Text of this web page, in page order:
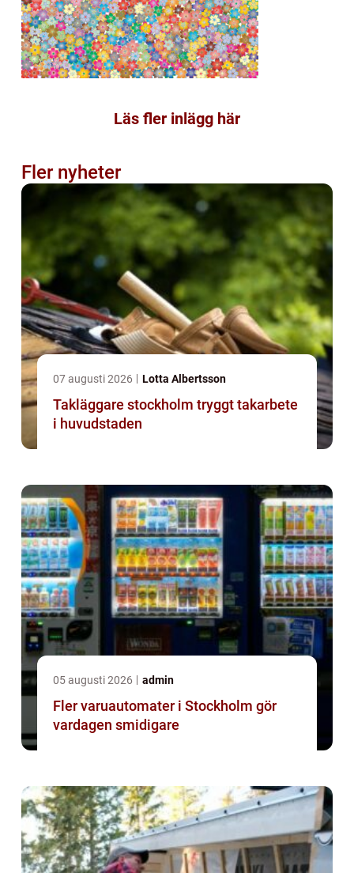
Läs fler inlägg här
Fler nyheter
07 augusti 2026 Lotta Albertsson
Takläggare stockholm tryggt takarbete
i huvudstaden
05 augusti 2026 admin
Fler varuautomater i Stockholm gör
vardagen smidigare